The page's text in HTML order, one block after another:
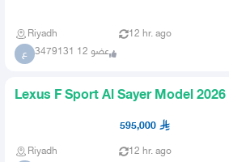
Riyadh 12 hr. ago
ع عضو 12 3479131
Lexus F Sport Al Sayer Model 2026
595,000
Riyadh 12 hr. ago